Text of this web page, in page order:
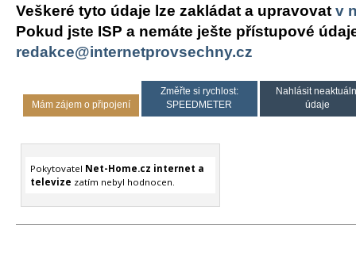
Veškeré tyto údaje lze zakládat a upravovat v
Pokud jste ISP a nemáte ješte přístupové
redakce@internetprovsechny.cz
Mám zájem o připojení
Změřte si rychlost:
SPEEDMETER
Nahlásit
údaje
Pokytovatel Net-Home.cz internet a
televize zatím nebyl hodnocen.